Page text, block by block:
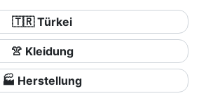
🇹🇷 Türkei
👚 Kleidung
🏭 Herstellung